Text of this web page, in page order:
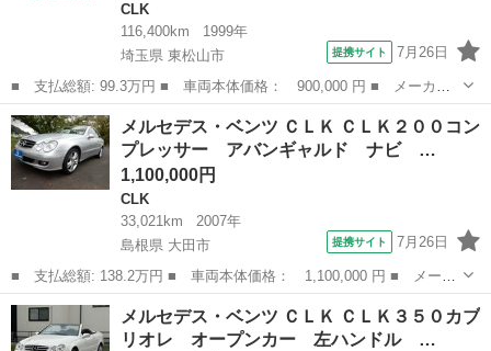
CLK
116,400km
1999年
埼玉県 東松山市
提携サイト 7月26日
■ 支払総額: 99.3万円 ■ 車両本体価格： 900,000 円 ■ メーカー
名： メルセデス・ベンツ ■ 車種名： ＣＬＫ ■ グレード名：
ＣＬＫ３２０カブリオレ カブリオレ レザーシート シートヒータ
ー ＧＰＳレ...
埼玉 東松山市 CLK
メルセデス・ベンツ ＣＬＫ ＣＬＫ２００コン
プレッサー アバンギャルド ナビ …
1,100,000円
CLK
33,021km
2007年
島根県 大田市
提携サイト 7月26日
■ 支払総額: 138.2万円 ■ 車両本体価格： 1,100,000 円 ■ メーカ
ー名： メルセデス・ベンツ ■ 車種名： ＣＬＫ ■ グレード
名： ＣＬＫ２００コンプレッサー アバンギャルド ナビ ＴＶ
■ 排気量：...
島根 大田市
メルセデス・ベンツ ＣＬＫ ＣＬＫ３５０カブ
リオレ オープンカー 左ハンドル …